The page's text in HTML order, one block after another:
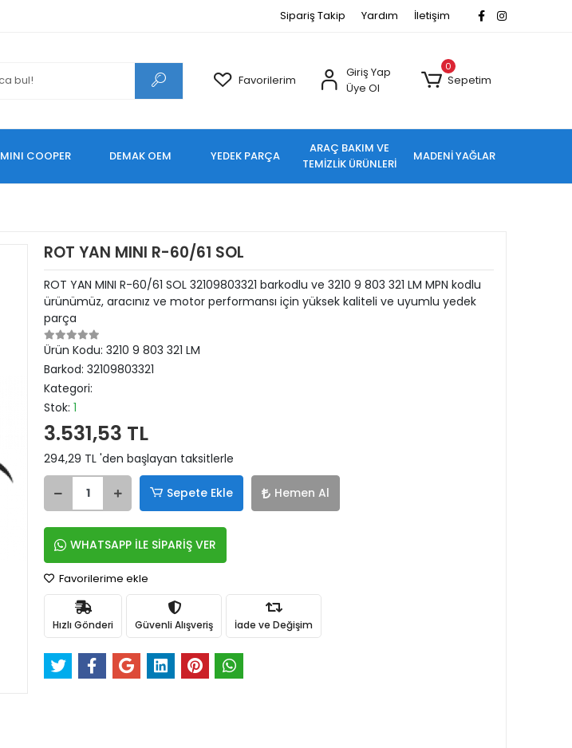
Sipariş Takip Yardım İletişim
Favorilerim
Giriş Yap
Üye Ol
0
Sepetim
MINI COOPER DEMAK OEM YEDEK PARÇA
ARAÇ BAKIM VE
TEMİZLİK ÜRÜNLERİ
MADENİ YAĞLAR
ROT YAN MINI R-60/61 SOL
ROT YAN MINI R-60/61 SOL 32109803321 barkodlu ve 3210 9 803 321 LM MPN kodlu
ürünümüz, aracınız ve motor performansı için yüksek kaliteli ve uyumlu yedek
parça
Ürün Kodu: 3210 9 803 321 LM
Barkod: 32109803321
Kategori:
Stok: 1
3.531,53 TL
294,29 TL 'den başlayan taksitlerle
Sepete Ekle Hemen Al
WHATSAPP İLE SİPARİŞ VER
Favorilerime ekle
Hızlı Gönderi Güvenli Alışveriş İade ve Değişim